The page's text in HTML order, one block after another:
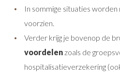
In sommige situaties
voorzien.
Verder krijg je bovenop de
voordelen zoals de
hospitalisatieverzekering